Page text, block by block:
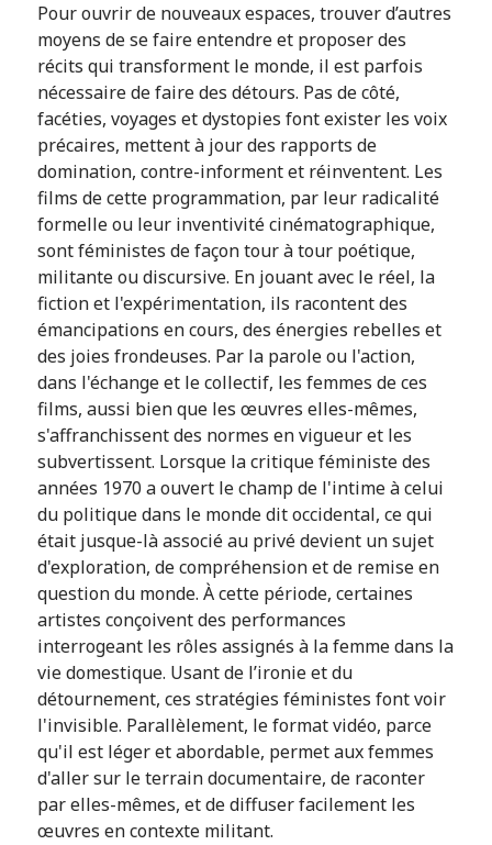
Pour ouvrir de nouveaux espaces, trouver d’autres
moyens de se faire entendre et proposer des
récits qui transforment le monde, il est parfois
nécessaire de faire des détours. Pas de côté,
facéties, voyages et dystopies font exister les voix
précaires, mettent à jour des rapports de
domination, contre-informent et réinventent. Les
films de cette programmation, par leur radicalité
formelle ou leur inventivité cinématographique,
sont féministes de façon tour à tour poétique,
militante ou discursive. En jouant avec le réel, la
fiction et l'expérimentation, ils racontent des
émancipations en cours, des énergies rebelles et
des joies frondeuses. Par la parole ou l'action,
dans l'échange et le collectif, les femmes de ces
films, aussi bien que les œuvres elles-mêmes,
s'affranchissent des normes en vigueur et les
subvertissent. Lorsque la critique féministe des
années 1970 a ouvert le champ de l'intime à celui
du politique dans le monde dit occidental, ce qui
était jusque-là associé au privé devient un sujet
d'exploration, de compréhension et de remise en
question du monde. À cette période, certaines
artistes conçoivent des performances
interrogeant les rôles assignés à la femme dans la
vie domestique. Usant de l’ironie et du
détournement, ces stratégies féministes font voir
l'invisible. Parallèlement, le format vidéo, parce
qu'il est léger et abordable, permet aux femmes
d'aller sur le terrain documentaire, de raconter
par elles-mêmes, et de diffuser facilement les
œuvres en contexte militant.